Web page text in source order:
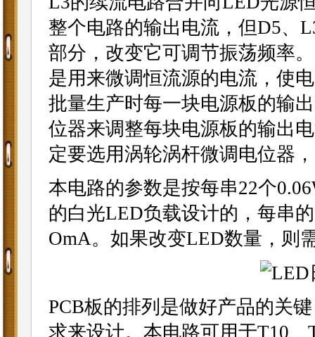
整个电路的输出电流，但D5、
部分，改变它可调节振荡频率
是用来微调恒流源的电流，使
批量生产时每一块电源板的输
位器来调整每块电源板的输出
定要选用涡轮涡杆微调电位器
本电路的参数是按每串22个
的白光LED负载设计的，每串
OmA。如果改变LED数量，则
PCB板的排列是做好产品的关
求来设计。本电路可用于T10